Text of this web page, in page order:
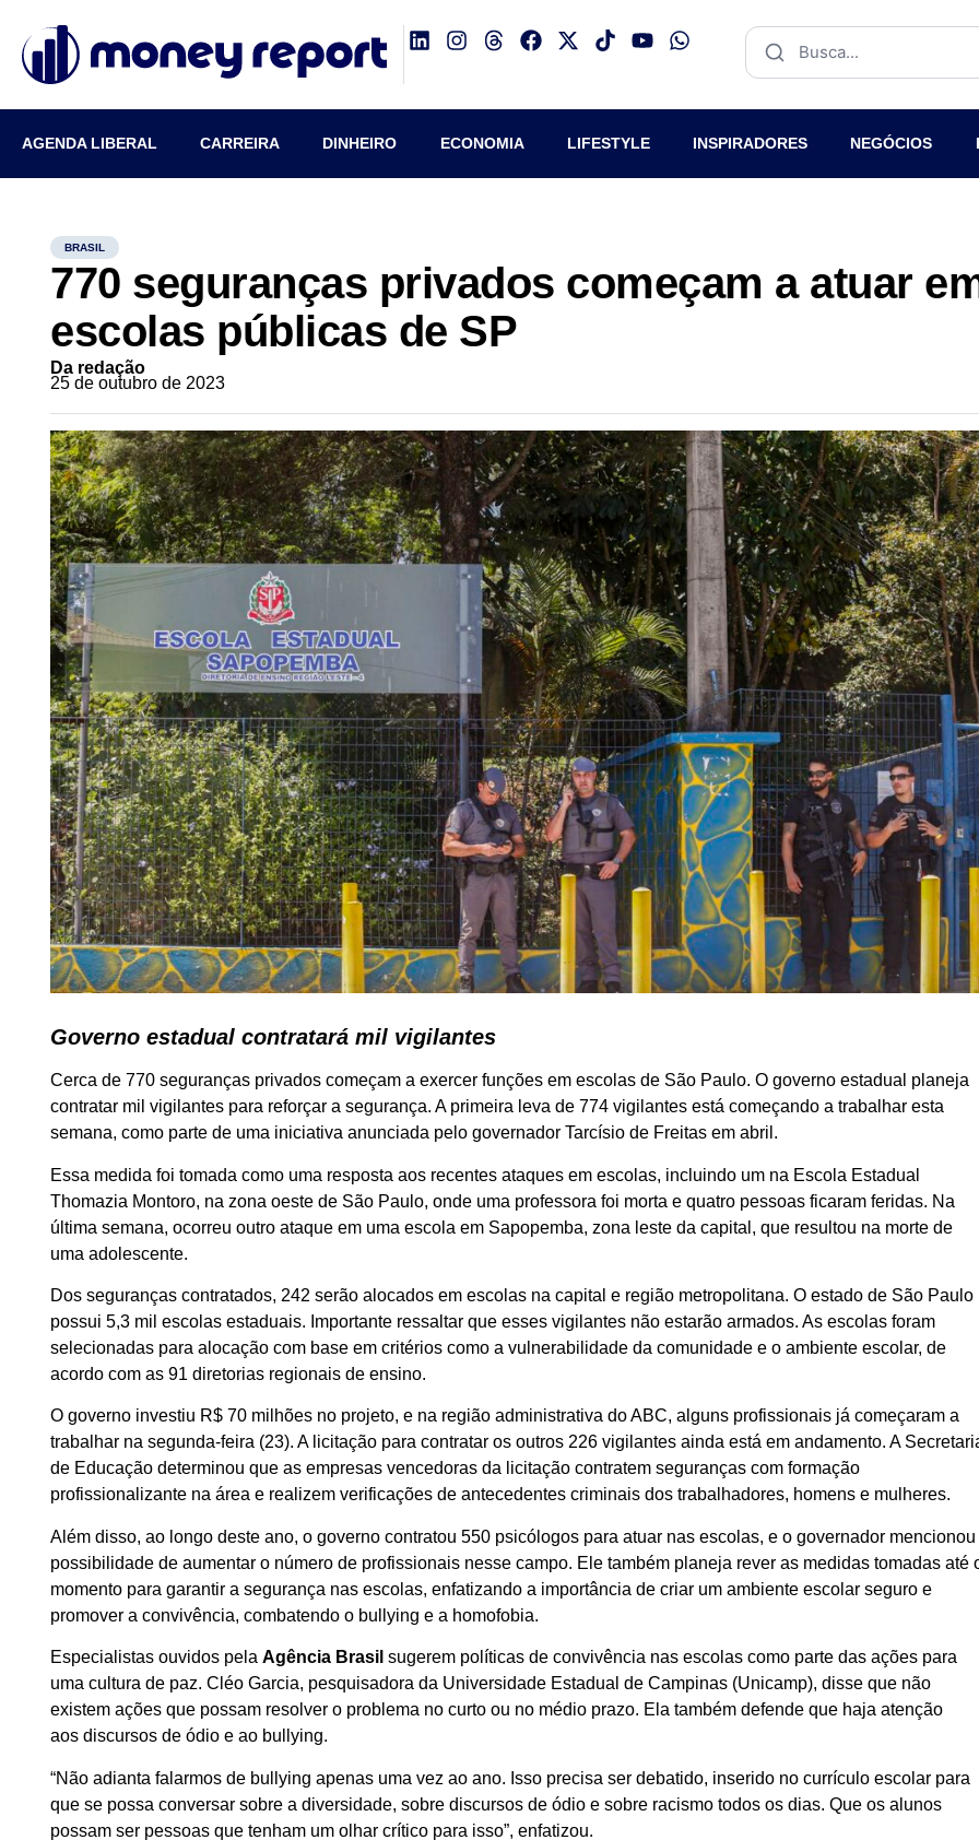
AGENDA LIBERAL CARREIRA DINHEIRO ECONOMIA LIFESTYLE INSPIRADORES NEGÓCIOS
BRASIL
770 seguranças privados começam a atuar
escolas públicas de SP
Da redação
25 de outubro de 2023
Governo estadual contratará mil vigilantes
Cerca de 770 seguranças privados começam a exercer funções em escolas de São Paulo. O governo estadual planeja
contratar mil vigilantes para reforçar a segurança. A primeira leva de 774 vigilantes está começando a trabalhar esta
semana, como parte de uma iniciativa anunciada pelo governador Tarcísio de Freitas em abril.
Essa medida foi tomada como uma resposta aos recentes ataques em escolas, incluindo um na Escola Estadual
Thomazia Montoro, na zona oeste de São Paulo, onde uma professora foi morta e quatro pessoas ficaram feridas. Na
última semana, ocorreu outro ataque em uma escola em Sapopemba, zona leste da capital, que resultou na morte de
uma adolescente.
Dos seguranças contratados, 242 serão alocados em escolas na capital e região metropolitana. O estado de São Paulo
possui 5,3 mil escolas estaduais. Importante ressaltar que esses vigilantes não estarão armados. As escolas foram
selecionadas para alocação com base em critérios como a vulnerabilidade da comunidade e o ambiente escolar, de
acordo com as 91 diretorias regionais de ensino.
O governo investiu R$ 70 milhões no projeto, e na região administrativa do ABC, alguns profissionais já começaram a
trabalhar na segunda-feira (23). A licitação para contratar os outros 226 vigilantes ainda está em andamento. A
de Educação determinou que as empresas vencedoras da licitação contratem seguranças com formação
profissionalizante na área e realizem verificações de antecedentes criminais dos trabalhadores, homens e mulheres.
Além disso, ao longo deste ano, o governo contratou 550 psicólogos para atuar nas escolas, e o governador mencionou
possibilidade de aumentar o número de profissionais nesse campo. Ele também planeja rever as medidas tomadas até
momento para garantir a segurança nas escolas, enfatizando a importância de criar um ambiente escolar seguro e
promover a convivência, combatendo o bullying e a homofobia.
Especialistas ouvidos pelaAgência Brasilsugerem políticas de convivência nas escolas como parte das ações para
uma cultura de paz. Cléo Garcia, pesquisadora da Universidade Estadual de Campinas (Unicamp), disse que não
existem ações que possam resolver o problema no curto ou no médio prazo. Ela também defende que haja atenção
aos discursos de ódio e ao bullying.
“Não adianta falarmos de bullying apenas uma vez ao ano. Isso precisa ser debatido, inserido no currículo escolar para
que se possa conversar sobre a diversidade, sobre discursos de ódio e sobre racismo todos os dias. Que os alunos
possam ser pessoas que tenham um olhar crítico para isso”, enfatizou.